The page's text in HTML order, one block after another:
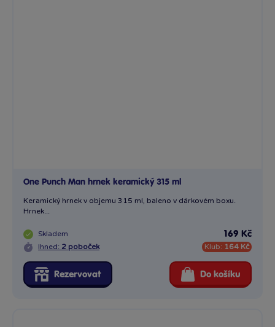
One Punch Man hrnek keramický 315 ml
Keramický hrnek v objemu 315 ml, baleno v dárkovém boxu.
Hrnek...
Skladem
Ihned: 2 poboček
169 Kč
Klub: 164 Kč
Rezervovat Do košíku